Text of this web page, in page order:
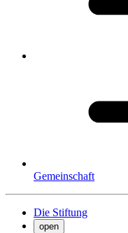
Gemeinschaft
Die Stiftung
open